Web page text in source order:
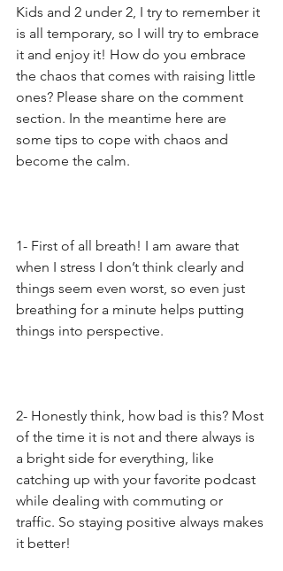
Kids and 2 under 2, I try to remember it
is all temporary, so I will try to embrace
it and enjoy it! How do you embrace
the chaos that comes with raising little
ones? Please share on the comment
section. In the meantime here are
some tips to cope with chaos and
become the calm.
1- First of all breath! I am aware that
when I stress I don’t think clearly and
things seem even worst, so even just
breathing for a minute helps putting
things into perspective.
2- Honestly think, how bad is this? Most
of the time it is not and there always is
a bright side for everything, like
catching up with your favorite podcast
while dealing with commuting or
traffic. So staying positive always makes
it better!